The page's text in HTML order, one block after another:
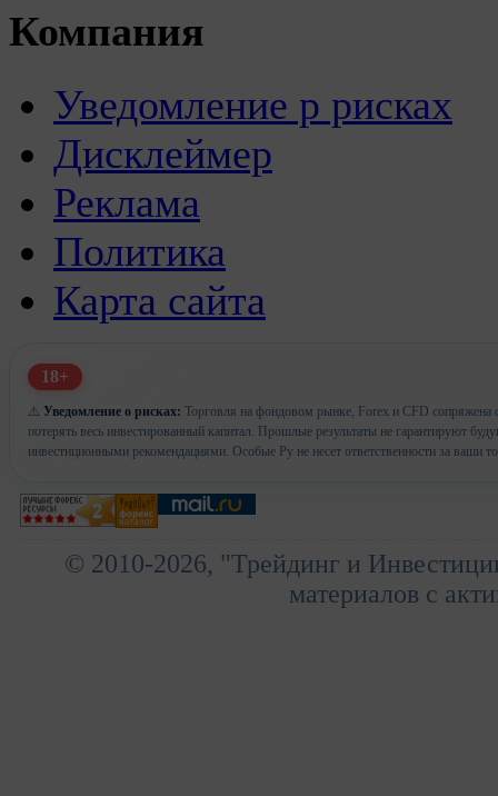
Компания
Уведомление р рисках
Дисклеймер
Реклама
Политика
Карта сайта
18+
⚠️ Уведомление о рисках: Торговля на фондовом рынке, Forex и CFD сопряжена
потерять весь инвестированный капитал. Прошлые результаты не гарантируют
инвестиционными рекомендациями. Особые Ру не несет ответственности за ваши
© 2010-2026, "Трейдинг и
материалов с